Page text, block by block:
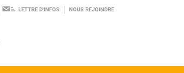
LETTRE D'INFOS NOUS REJOINDRE